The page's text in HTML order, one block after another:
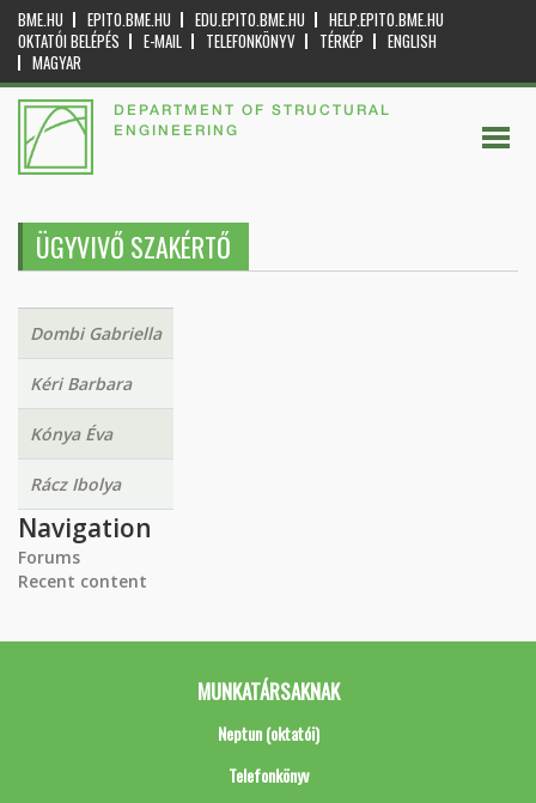
BME.HU EPITO.BME.HU EDU.EPITO.BME.HU
HELP.EPITO.BME.HU
OKTATÓI BELÉPÉS
E-MAIL TELEFONKÖNYV TÉRKÉP
ENGLISH
MAGYAR
DEPARTMENT OF STRUCTURAL
ENGINEERING
ÜGYVIVŐ SZAKÉRTŐ
Dombi Gabriella
Kéri Barbara
Kónya Éva
Rácz Ibolya
Navigation
Forums
Recent content
MUNKATÁRSAKNAK
Neptun (oktatói)
Telefonkönyv